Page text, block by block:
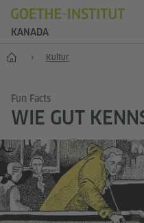
KANADA
Start Kultur
Fun Facts
WIE GUT